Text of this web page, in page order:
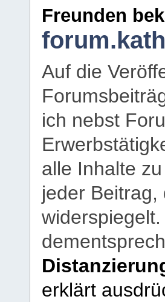
Freunden
Auf die
ich nebst
alle Inhalte
jeder
erklärt